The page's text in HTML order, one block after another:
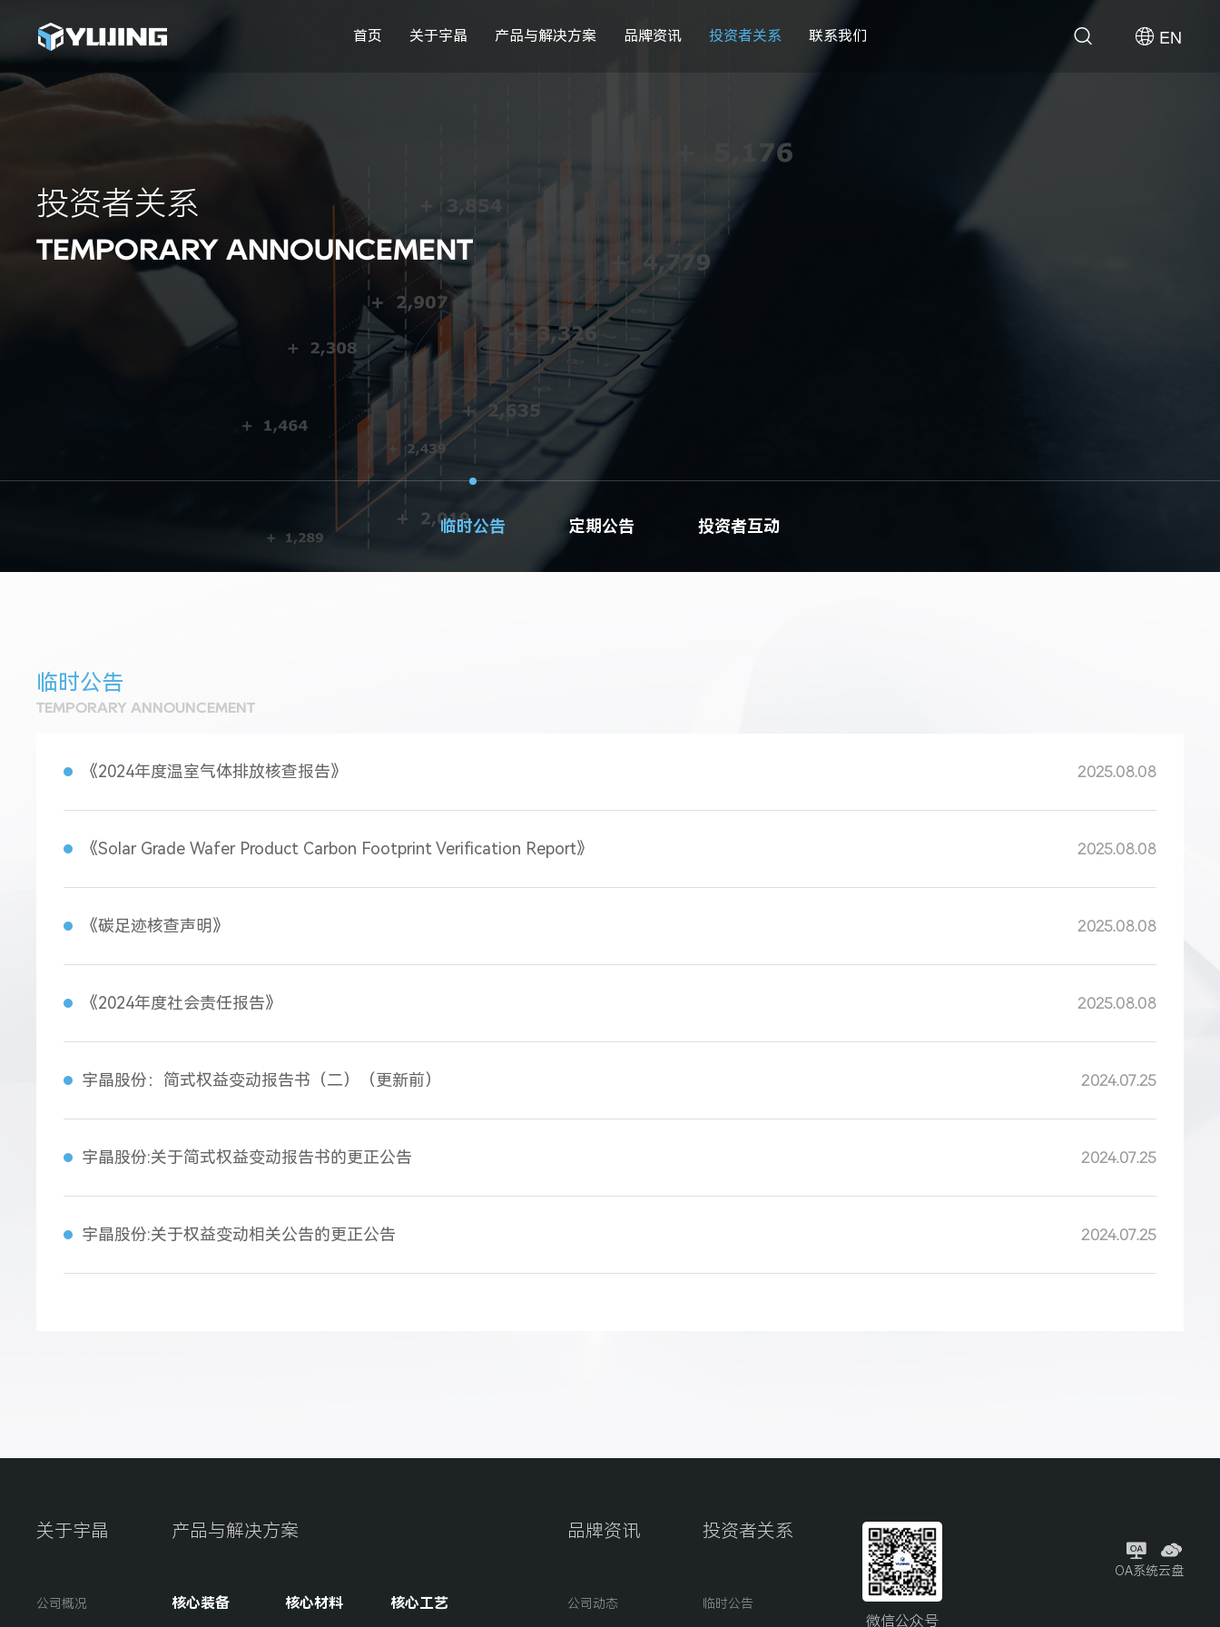
首页 关于宇晶 产品与解决方案 品牌资讯 投资者关系 联系我们 EN
投资者关系
TEMPORARY ANNOUNCEMENT
临时公告 定期公告 投资者互动
临时公告
TEMPORARY ANNOUNCEMENT
《2024年度温室气体排放核查报告》 2025.08.08
《Solar Grade Wafer Product Carbon Footprint Verification Report》 2025.08.08
《碳足迹核查声明》 2025.08.08
《2024年度社会责任报告》 2025.08.08
宇晶股份：简式权益变动报告书（二）（更新前） 2024.07.25
宇晶股份:关于简式权益变动报告书的更正公告 2024.07.25
宇晶股份:关于权益变动相关公告的更正公告 2024.07.25
关于宇晶
公司概况
产品与解决方案
核心装备 核心材料 核心工艺
品牌资讯
公司动态
投资者关系
临时公告
微信公众号
OA系统云盘